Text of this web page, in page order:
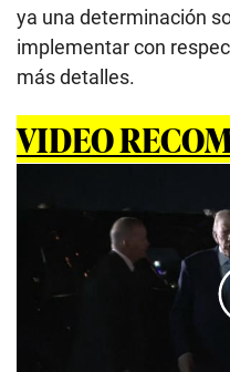
ya una determinación
implementar con
más detalles.
VIDEO